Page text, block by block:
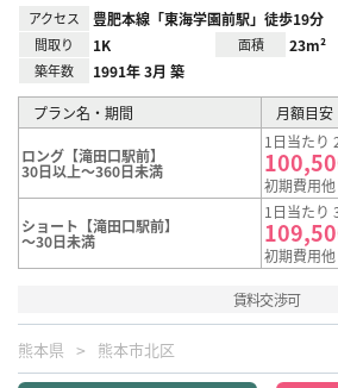
アクセス 豊肥本線「東海学園前駅」徒歩19分
間取り 1K 面積 23m²
築年数 1991年 3月 築
プラン名・期間 月額目安
ロング【滝田口駅前】
30日以上～360日未満
1日当たり
初期費用
ショート【滝田口駅前】
～30日未満
1日当たり
初期費用
賃料交渉可
熊本県 熊本市北区